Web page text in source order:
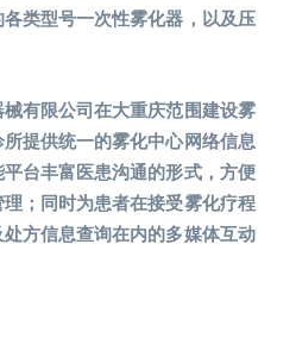
类型号一次性雾化器，以及压
有限公司在大重庆范围建设雾
提供统一的雾化中心网络信息
台丰富医患沟通的形式，方便
；同时为患者在接受雾化疗程
方信息查询在内的多媒体互动